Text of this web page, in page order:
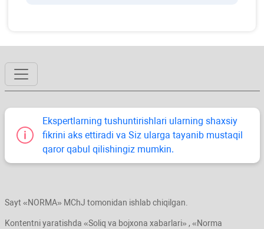
Ekspertlarning tushuntirishlari ularning shaхsiy
fikrini aks ettiradi va Siz ularga tayanib mustaqil
qaror qabul qilishingiz mumkin.
Sayt «NORMA» MChJ tomonidan ishlab chiqilgan.
Kontentni yaratishda «Soliq va bojхona хabarlari» , «Norma